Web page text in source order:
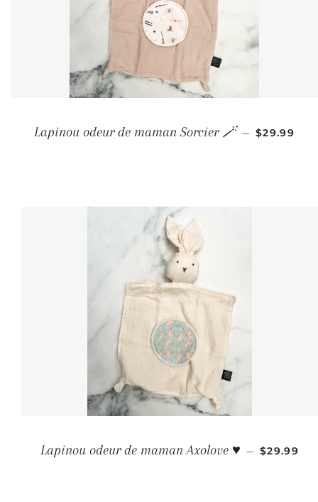
Lapinou odeur de maman Sorcier 🪄 — PRIX
$29.99
Lapinou odeur de maman Axolove ♥️ — PRIX
$29.99